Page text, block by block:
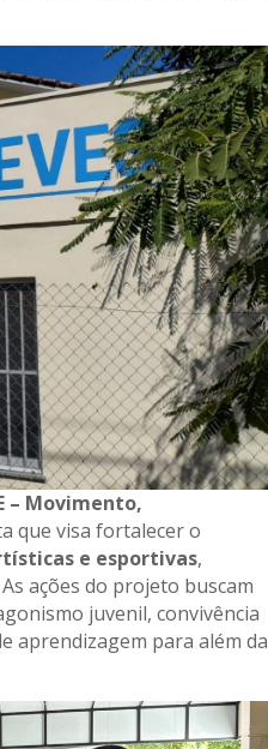
– Movimento,
que visa fortalecer o
e esportivas,
ações do projeto buscam
juvenil, convivência
aprendizagem para além da